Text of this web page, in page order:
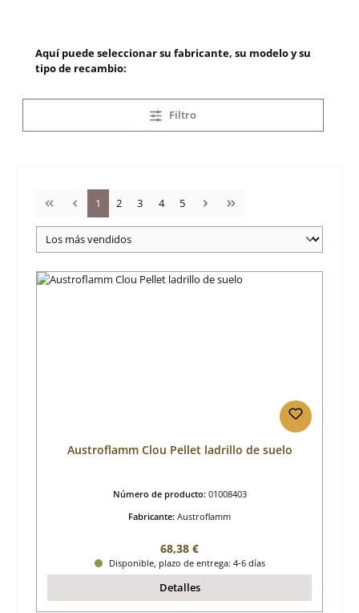
Aquí puede seleccionar su fabricante, su modelo y su
tipo de recambio:
Filtro
Página
1 Página
2 Página
3 Página
4 Página
5
Austroflamm Clou Pellet ladrillo de suelo
Número de producto: 01008403
Fabricante: Austroflamm
Precio normal:
68,38 €
Disponible, plazo de entrega: 4-6 días
Detalles